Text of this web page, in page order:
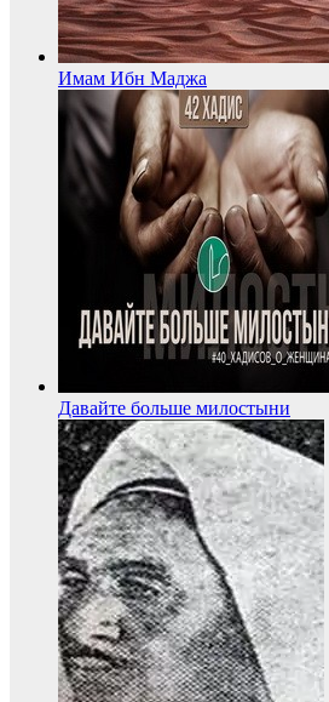
Имам Ибн Маджа
Давайте больше милостыни